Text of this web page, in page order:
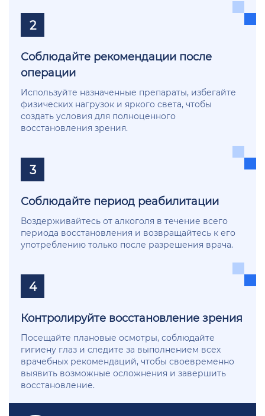
2
Соблюдайте рекомендации после
операции
Используйте назначенные препараты, избегайте
физических нагрузок и яркого света, чтобы
создать условия для полноценного
восстановления зрения.
3
Соблюдайте период реабилитации
Воздерживайтесь от алкоголя в течение всего
периода восстановления и возвращайтесь к его
употреблению только после разрешения врача.
4
Контролируйте восстановление зрения
Посещайте плановые осмотры, соблюдайте
гигиену глаз и следите за выполнением всех
врачебных рекомендаций, чтобы своевременно
выявить возможные осложнения и завершить
восстановление.